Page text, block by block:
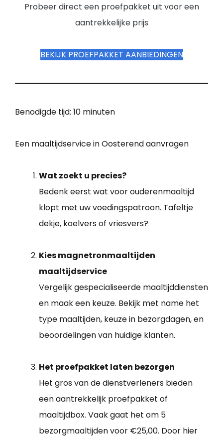
Probeer direct een proefpakket uit voor een
aantrekkelijke prijs
BEKIJK PROEFPAKKET AANBIEDINGEN
Benodigde tijd: 10 minuten
Een maaltijdservice in Oosterend aanvragen
Wat zoekt u precies?
Bedenk eerst wat voor ouderenmaaltijd
klopt met uw voedingspatroon. Tafeltje
dekje, koelvers of vriesvers?
Kies magnetronmaaltijden
maaltijdservice
Vergelijk gespecialiseerde maaltijddiensten
en maak een keuze. Bekijk met name het
type maaltijden, keuze in bezorgdagen, en
beoordelingen van huidige klanten.
Het proefpakket laten bezorgen
Het gros van de dienstverleners bieden
een aantrekkelijk proefpakket of
maaltijdbox. Vaak gaat het om 5
bezorgmaaltijden voor €25,00. Door hier